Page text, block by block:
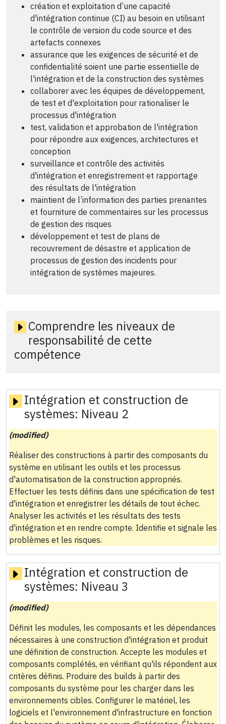
création et exploitation d’une capacité
d'intégration continue (CI) au besoin en utilisant
le contrôle de version du code source et des
artefacts connexes
assurance que les exigences de sécurité et de
confidentialité soient une partie essentielle de
l'intégration et de la construction des systèmes
collaborer avec les équipes de développement,
de test et d'exploitation pour rationaliser le
processus d'intégration
test, validation et approbation de l'intégration
pour répondre aux exigences, architectures et
conception
surveillance et contrôle des activités
d'intégration et enregistrement et rapportage
des résultats de l'intégration
maintient de l’information des parties prenantes
et fourniture de commentaires sur les processus
de gestion des risques
développement et test de plans de
recouvrement de désastre et application de
processus de gestion des incidents pour
intégration de systèmes majeures.
Comprendre les niveaux de
responsabilité de cette
compétence
Intégration et construction de
systèmes: Niveau 2
(modified)
Réaliser des constructions à partir des composants du
système en utilisant les outils et les processus
d'automatisation de la construction appropriés.
Effectuer les tests définis dans une spécification de test
d'intégration et enregistrer les détails de tout échec.
Analyser les activités et les résultats des tests
d'intégration et en rendre compte. Identifie et signale les
problèmes et les risques.
Intégration et construction de
systèmes: Niveau 3
(modified)
Définit les modules, les composants et les dépendances
nécessaires à une construction d'intégration et produit
une définition de construction. Accepte les modules et
composants complétés, en vérifiant qu'ils répondent aux
critères définis. Produire des builds à partir des
composants du système pour les charger dans les
environnements cibles. Configurer le matériel, les
logiciels et l'environnement d'infrastructure en fonction